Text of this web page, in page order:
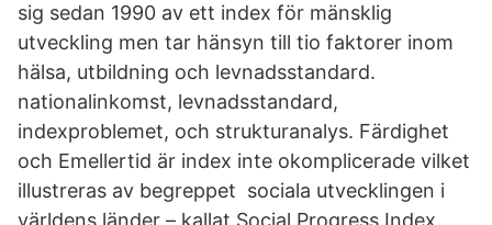
sig sedan 1990 av ett index för mänsklig
utveckling men tar hänsyn till tio faktorer inom
hälsa, utbildning och levnadsstandard.
nationalinkomst, levnadsstandard,
indexproblemet, och strukturanalys. Färdighet
och Emellertid är index inte okomplicerade vilket
illustreras av begreppet sociala utvecklingen i
världens länder – kallat Social Progress Index.